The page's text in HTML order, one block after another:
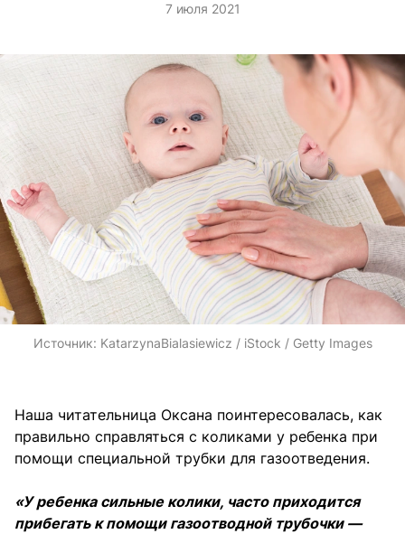
7 июля 2021
Источник: KatarzynaBialasiewicz / iStock / Getty Images
Наша читательница Оксана поинтересовалась, как
правильно справляться с коликами у ребенка при
помощи специальной трубки для газоотведения.
«У ребенка сильные колики, часто приходится
прибегать к помощи газоотводной трубочки —